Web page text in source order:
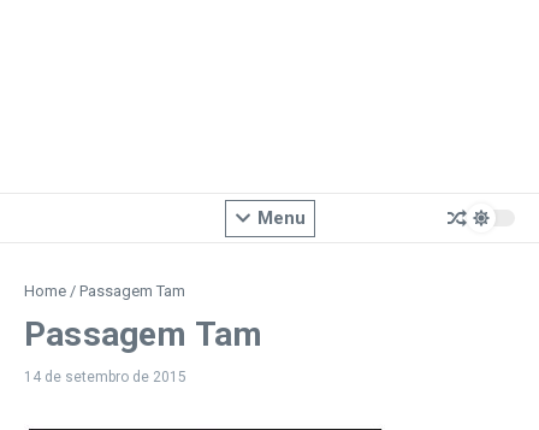
Menu
Home / Passagem Tam
Passagem Tam
14 de setembro de 2015